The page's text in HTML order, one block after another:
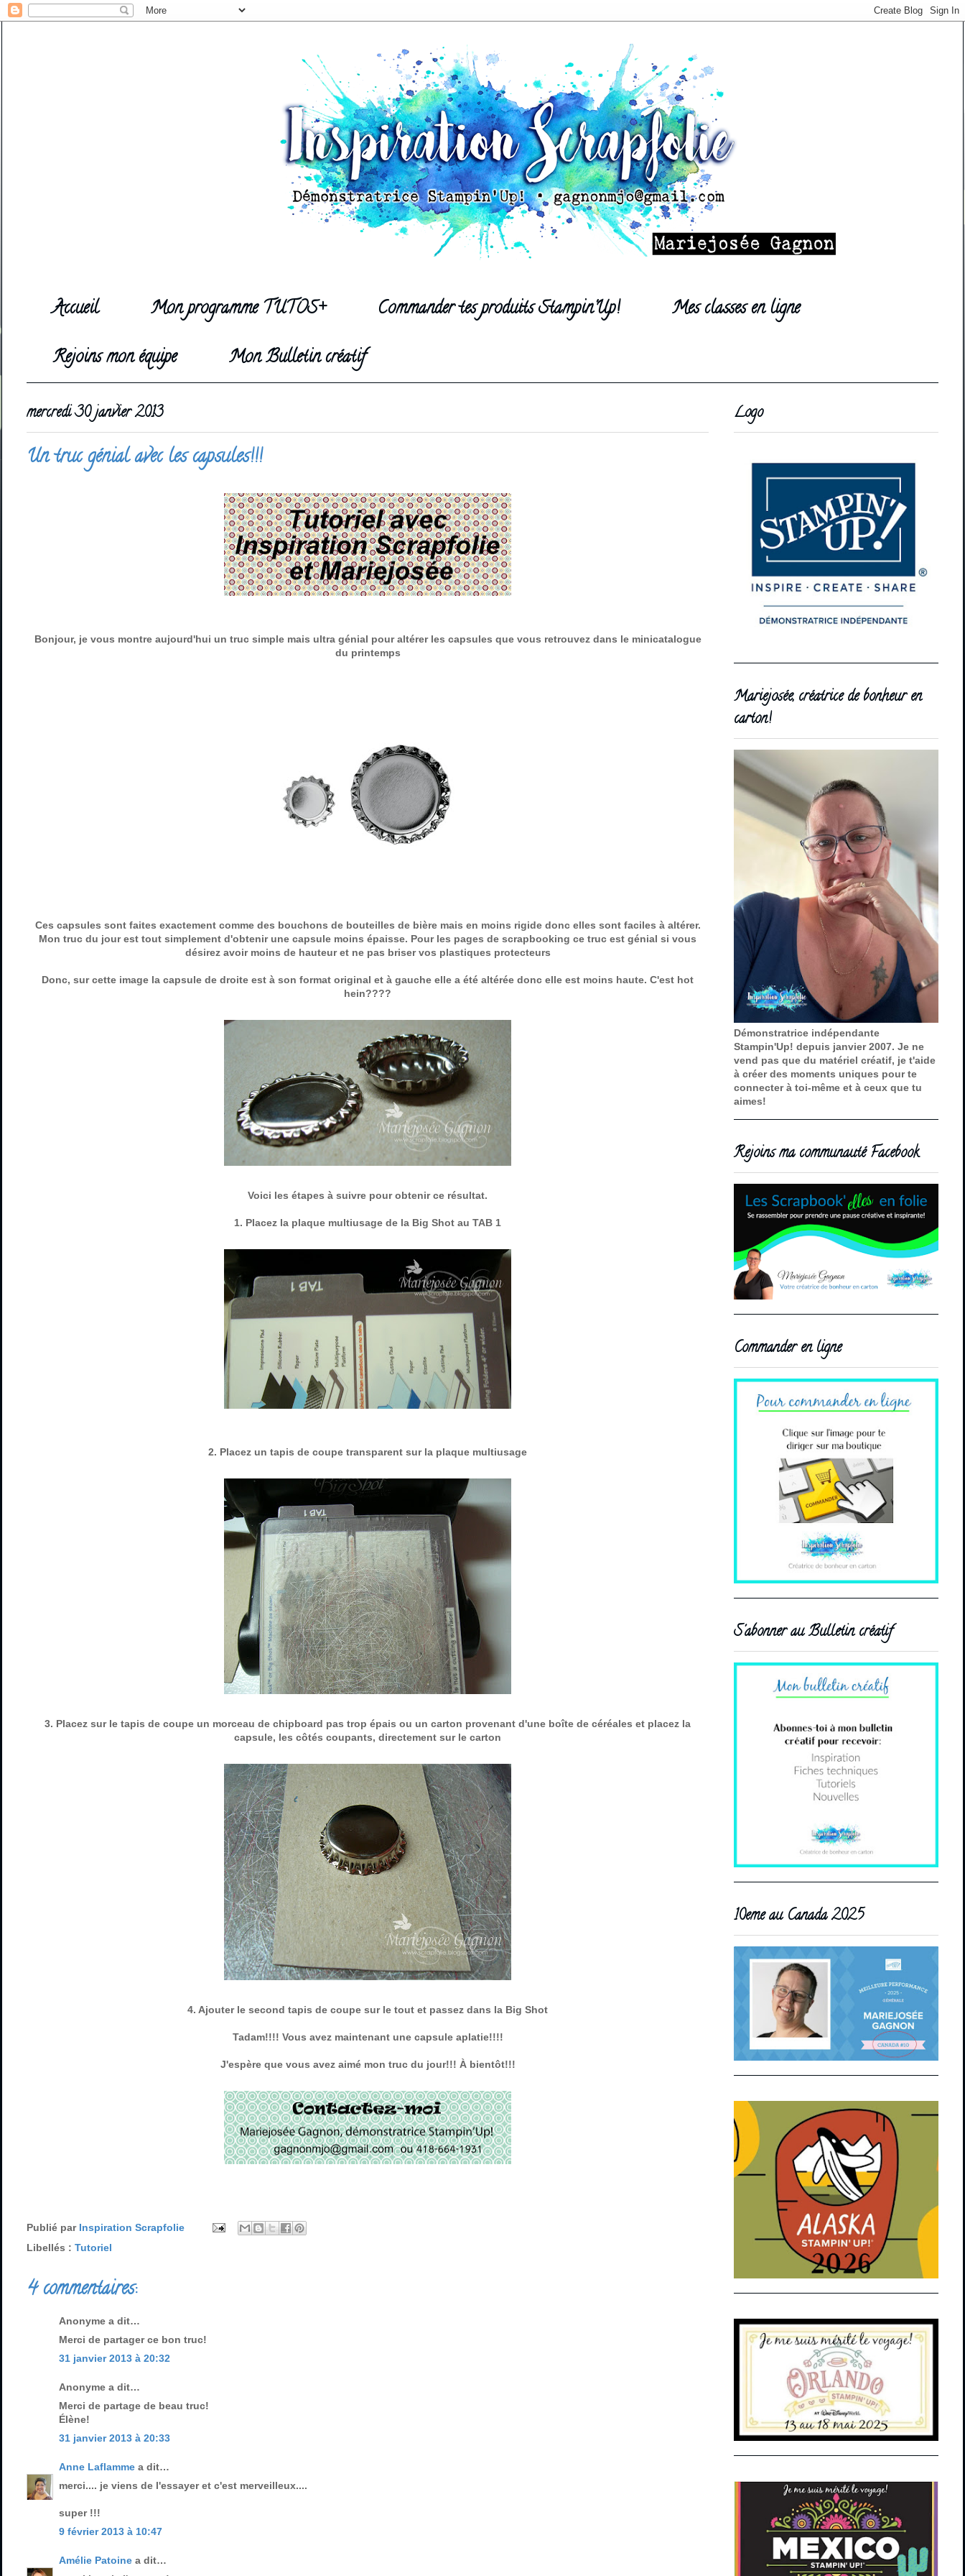
Accueil Mon programme TUTOS+ Commander tes produits Stampin'Up!
Mes classes en ligne
Rejoins mon équipe
Mon Bulletin créatif
mercredi 30 janvier 2013
Un truc génial avec les capsules!!!
Bonjour, je vous montre aujourd'hui un truc simple mais ultra génial pour altérer les capsules que vous retrouvez dans le minicatalogue
du printemps
Ces capsules sont faites exactement comme des bouchons de bouteilles de bière mais en moins rigide donc elles sont faciles à altérer.
Mon truc du jour est tout simplement d'obtenir une capsule moins épaisse. Pour les pages de scrapbooking ce truc est génial si vous
désirez avoir moins de hauteur et ne pas briser vos plastiques protecteurs
Donc, sur cette image la capsule de droite est à son format original et à gauche elle a été altérée donc elle est moins haute. C'est hot
hein????
Voici les étapes à suivre pour obtenir ce résultat.
1. Placez la plaque multiusage de la Big Shot au TAB 1
2. Placez un tapis de coupe transparent sur la plaque multiusage
3. Placez sur le tapis de coupe un morceau de chipboard pas trop épais ou un carton provenant d'une boîte de céréales et placez la
capsule, les côtés coupants, directement sur le carton
4. Ajouter le second tapis de coupe sur le tout et passez dans la Big Shot
Tadam!!!! Vous avez maintenant une capsule aplatie!!!!
J'espère que vous avez aimé mon truc du jour!!! À bientôt!!!
Publié par Inspiration Scrapfolie
Libellés : Tutoriel
4 commentaires:
Anonyme a dit…
Merci de partager ce bon truc!
31 janvier 2013 à 20:32
Anonyme a dit…
Merci de partage de beau truc!
Élène!
31 janvier 2013 à 20:33
Anne Laflamme a dit…
merci.... je viens de l'essayer et c'est merveilleux....
super !!!
9 février 2013 à 10:47
Amélie Patoine a dit…
Logo
Mariejosée, créatrice de bonheur en
carton!
Démonstratrice indépendante
Stampin'Up! depuis janvier 2007. Je ne
vend pas que du matériel créatif, je t'aide
à créer des moments uniques pour te
connecter à toi-même et à ceux que tu
aimes!
Rejoins ma communauté Facebook
Commander en ligne
S'abonner au Bulletin créatif
10eme au Canada 2025